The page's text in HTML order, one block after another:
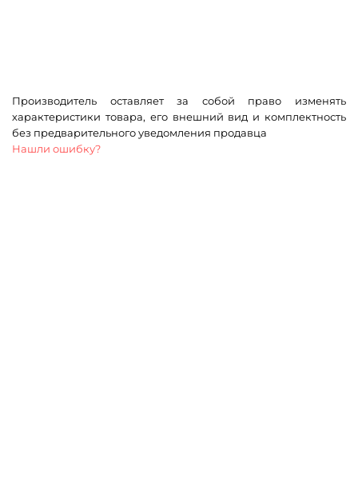
Производитель оставляет за собой право изменять
характеристики товара, его внешний вид и комплектность
без предварительного уведомления продавца
Нашли ошибку?